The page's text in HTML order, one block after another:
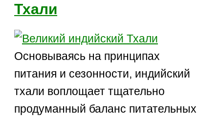
Тхали
Основываясь на принципах
питания и сезонности, индийский
тхали воплощает тщательно
продуманный баланс питательных